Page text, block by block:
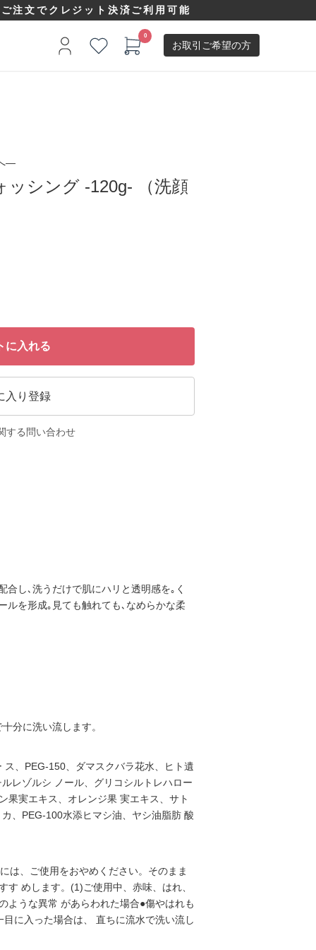
注文でクレジット決済ご利用可能
お取引ご希望の方
—
シング -120g- （洗顔
に入れる
入り登録
する問い合わせ
し､洗うだけで肌にハリと透明感を｡く
ルを形成｡見ても触れても､なめらかな柔
分に洗い流します。
、PEG-150、ダマスクバラ花水、ヒト遺
レゾルシ ノール、グリコシルトレハロー
果実エキス、オレンジ果 実エキス、サト
、PEG-100水添ヒマシ油、ヤシ油脂肪 酸
は、ご使用をおやめください。そのまま
めします。(1)ご使用中、赤味、はれ、
ような異常 があらわれた場合●傷やはれも
に入った場合は、 直ちに流水で洗い流し